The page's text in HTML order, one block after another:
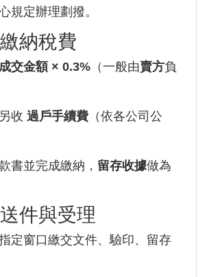
規定辦理劃撥。
納稅費
交金額 × 0.3% （一般由賣方負
收 過戶手續費 （依各公司公
書並完成繳納， 留存收據做為
件與受理
定窗口繳交文件、驗印、留存